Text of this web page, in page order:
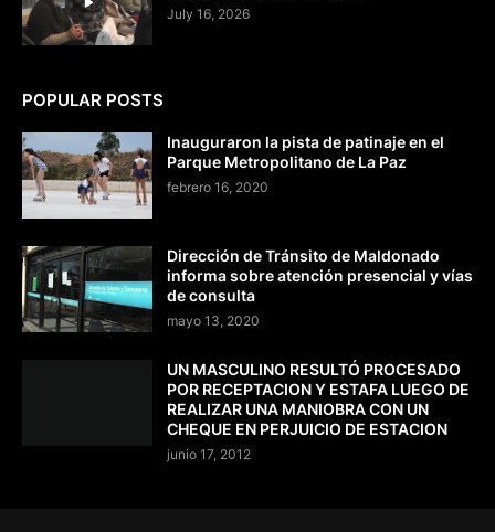
July 16, 2026
POPULAR POSTS
Inauguraron la pista de patinaje en el
Parque Metropolitano de La Paz
febrero 16, 2020
Dirección de Tránsito de Maldonado
informa sobre atención presencial y vías
de consulta
mayo 13, 2020
UN MASCULINO RESULTÓ PROCESADO
POR RECEPTACION Y ESTAFA LUEGO DE
REALIZAR UNA MANIOBRA CON UN
CHEQUE EN PERJUICIO DE ESTACION
junio 17, 2012